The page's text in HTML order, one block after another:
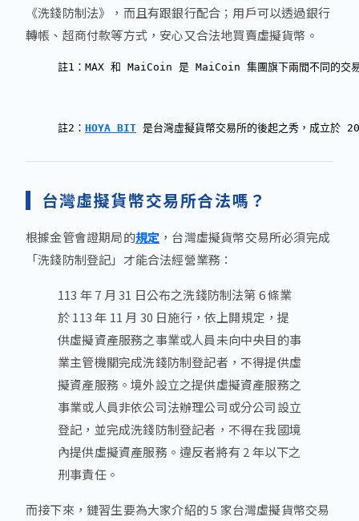
《洗錢防制法》，而且有跟銀行配合；用戶可以透過銀行
轉帳、超商付款等方式，安心又合法地買賣虛擬貨幣。
註1：MAX 和 MaiCoin 是 MaiCoin 集團旗下兩間不同的交
註2： HOYA BIT 是台灣虛擬貨幣交易所的後起之秀，成立於
台灣虛擬貨幣交易所合法嗎？
根據金管會證期局的規定 ，台灣虛擬貨幣交易所必須完成
「洗錢防制登記」才能合法經營業務：
113 年 7 月 31 日公布之洗錢防制法第 6 條業
於 113 年 11 月 30 日施行，依上開規定，提
供虛擬資產服務之事業或人員未向中央目的事
業主管機關完成洗錢防制登記者，不得提供虛
擬資產服務。境外設立之提供虛擬資產服務之
事業或人員非依公司法辦理公司或分公司設立
登記，並完成洗錢防制登記者，不得在我國境
內提供虛擬資產服務。違反者將有 2 年以下之
刑事責任。
而接下來，鏈習生要為大家介紹的 5 家台灣虛擬貨幣交易